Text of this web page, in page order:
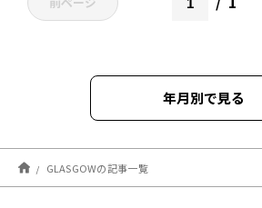
年月別で見る
2025年10月
2024年01月
GLASGOWの記事一覧